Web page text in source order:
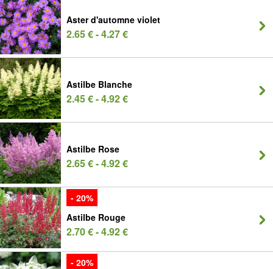
Aster d'automne violet
2.65 € - 4.27 €
Astilbe Blanche
2.45 € - 4.92 €
Astilbe Rose
2.65 € - 4.92 €
- 20%
Astilbe Rouge
2.70 € - 4.92 €
- 20%